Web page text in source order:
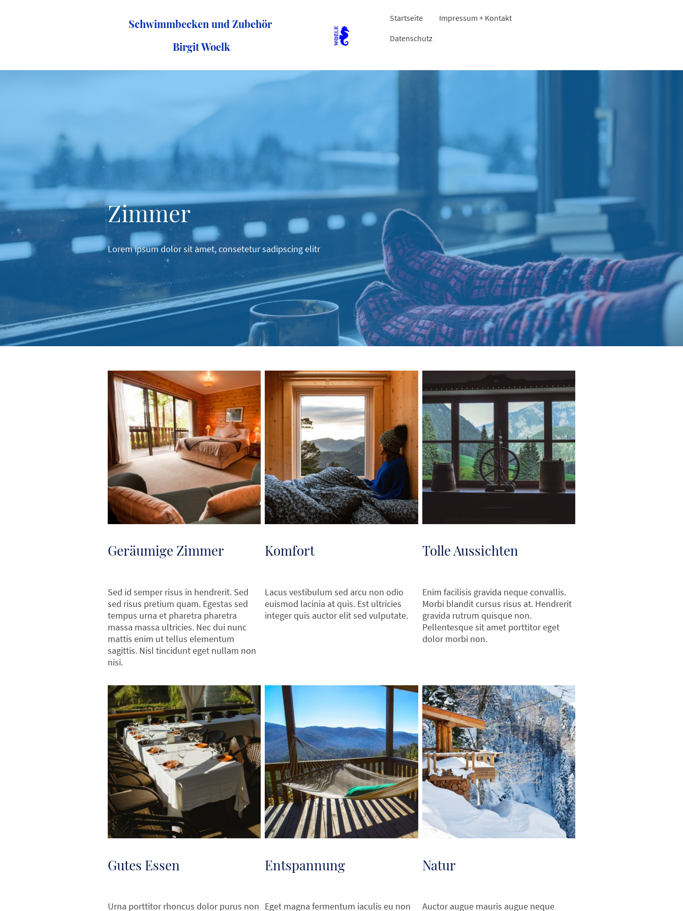
Schwimmbecken und Zubehör
Birgit Woelk
Startseite
Impressum + Kontakt
Datenschutz
Zimmer
Lorem ipsum dolor sit amet, consetetur sadipscing elitr
Geräumige Zimmer
Sed id semper risus in hendrerit. Sed
sed risus pretium quam. Egestas sed
tempus urna et pharetra pharetra
massa massa ultricies. Nec dui nunc
mattis enim ut tellus elementum
sagittis. Nisl tincidunt eget nullam non
nisi.
Komfort
Lacus vestibulum sed arcu non odio
euismod lacinia at quis. Est ultricies
integer quis auctor elit sed vulputate.
Tolle Aussichten
Enim facilisis gravida neque convallis.
Morbi blandit cursus risus at. Hendrerit
gravida rutrum quisque non.
Pellentesque sit amet porttitor eget
dolor morbi non.
Gutes Essen
Urna porttitor rhoncus dolor purus non
Entspannung
Eget magna fermentum iaculis eu non
Natur
Auctor augue mauris augue neque